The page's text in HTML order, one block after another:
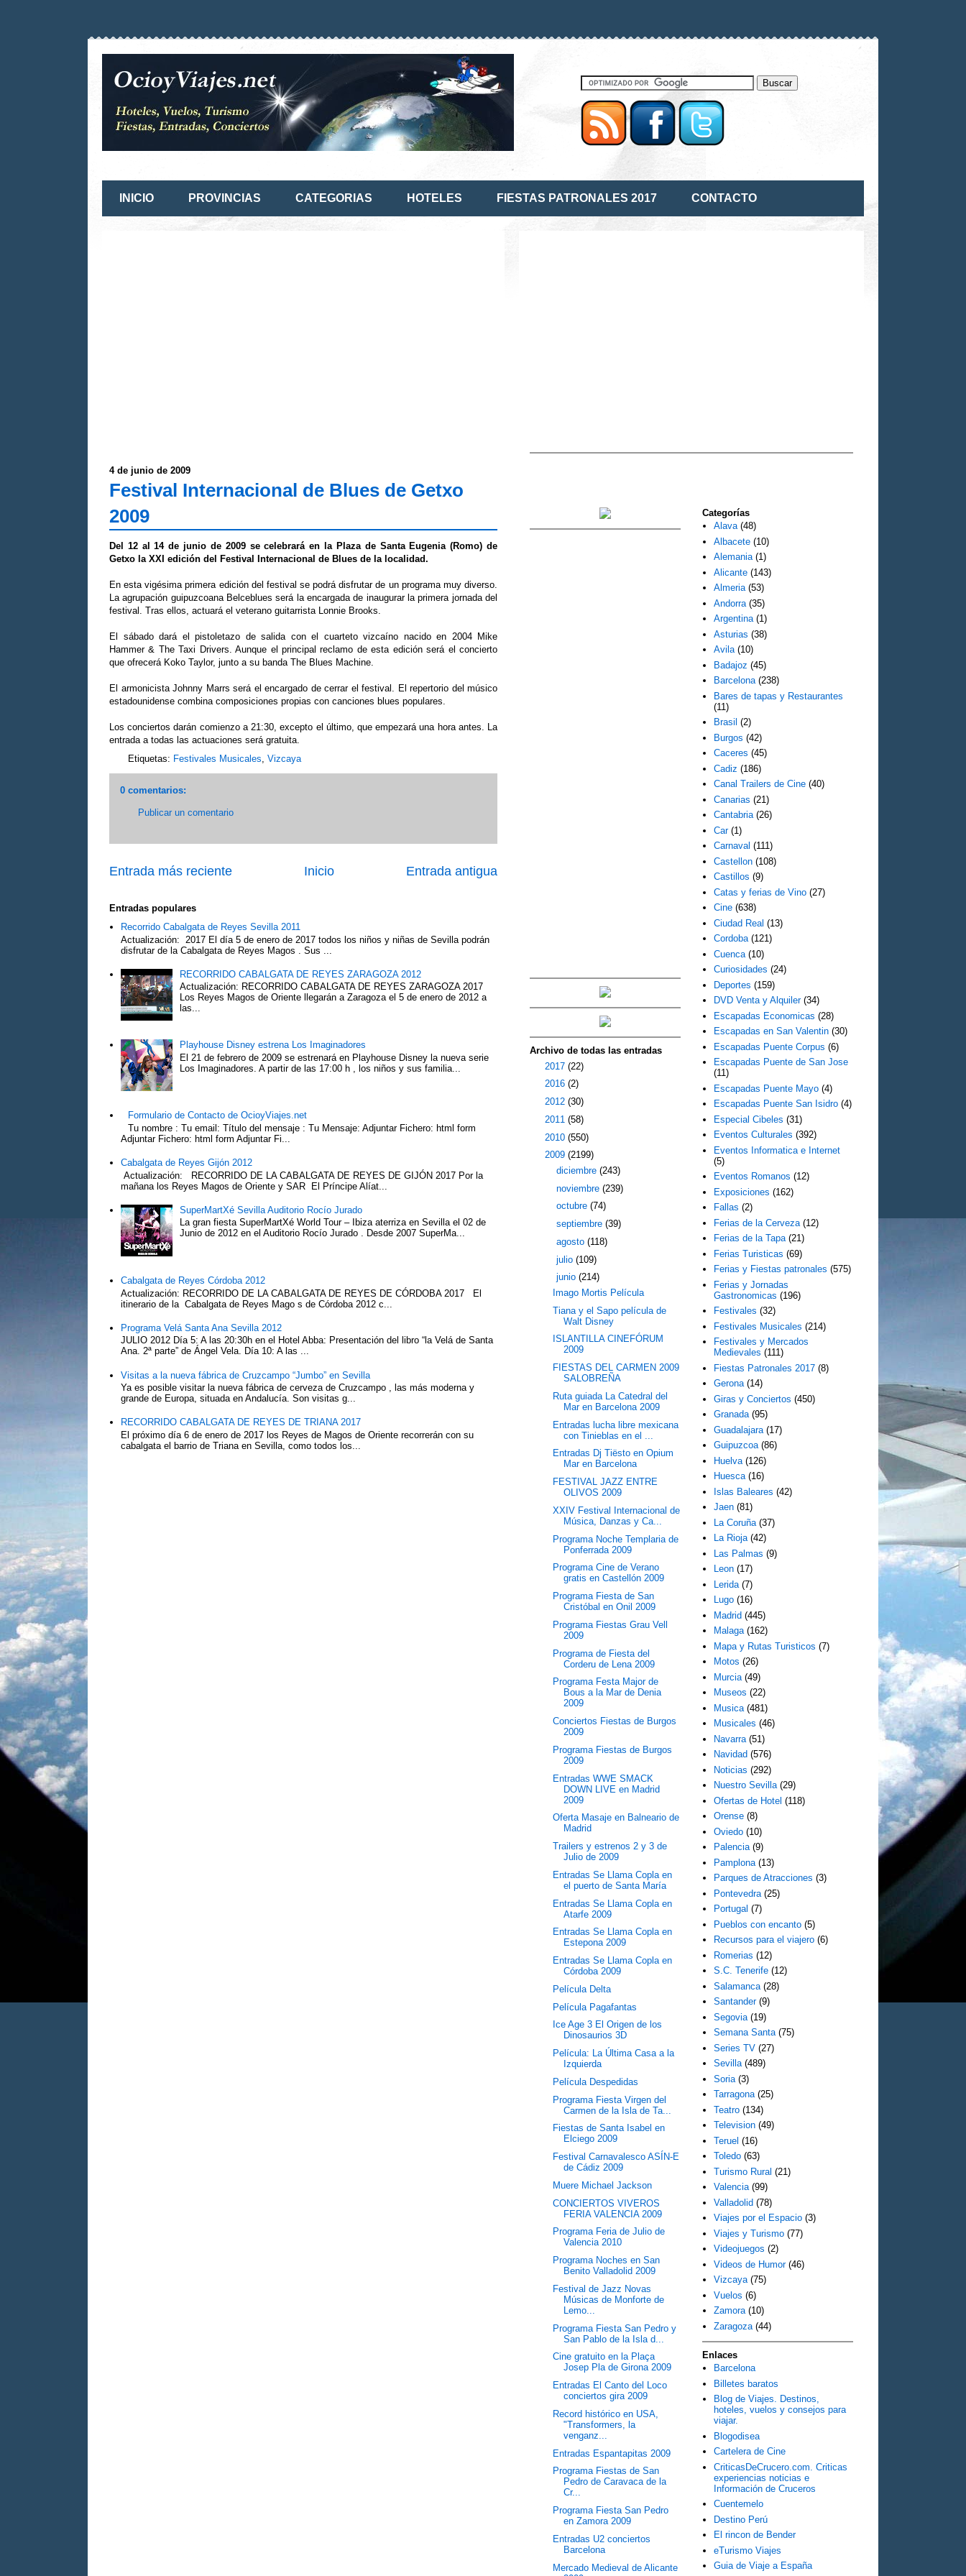
INICIO PROVINCIAS CATEGORIAS HOTELES FIESTAS PATRONALES 2017 CONTACTO
4 de junio de 2009
Festival Internacional de Blues de Getxo
2009
Del 12 al 14 de junio de 2009 se celebrará en la Plaza de Santa Eugenia (Romo) de
Getxo la XXI edición del Festival Internacional de Blues de la localidad.
En esta vigésima primera edición del festival se podrá disfrutar de un programa muy diverso.
La agrupación guipuzcoana Belceblues será la encargada de inaugurar la primera jornada del
festival. Tras ellos, actuará el veterano guitarrista Lonnie Brooks.
El sábado dará el pistoletazo de salida con el cuarteto vizcaíno nacido en 2004 Mike
Hammer & The Taxi Drivers. Aunque el principal reclamo de esta edición será el concierto
que ofrecerá Koko Taylor, junto a su banda The Blues Machine.
El armonicista Johnny Marrs será el encargado de cerrar el festival. El repertorio del músico
estadounidense combina composiciones propias con canciones blues populares.
Los conciertos darán comienzo a 21:30, excepto el último, que empezará una hora antes. La
entrada a todas las actuaciones será gratuita.
Etiquetas: Festivales Musicales Vizcaya
0 comentarios:
Publicar un comentario
Entrada más reciente Entrada antigua
Inicio
Entradas populares
Recorrido Cabalgata de Reyes Sevilla 2011
Actualización: 2017 El día 5 de enero de 2017 todos los niños y niñas de Sevilla podrán
disfrutar de la Cabalgata de Reyes Magos . Sus ...
RECORRIDO CABALGATA DE REYES ZARAGOZA 2012
Actualización: RECORRIDO CABALGATA DE REYES ZARAGOZA 2017
Los Reyes Magos de Oriente llegarán a Zaragoza el 5 de enero de 2012 a
las...
Playhouse Disney estrena Los Imaginadores
El 21 de febrero de 2009 se estrenará en Playhouse Disney la nueva serie
Los Imaginadores. A partir de las 17:00 h , los niños y sus familia...
Formulario de Contacto de OcioyViajes.net
Tu nombre : Tu email: Título del mensaje : Tu Mensaje: Adjuntar Fichero: html form
Adjuntar Fichero: html form Adjuntar Fi...
Cabalgata de Reyes Gijón 2012
Actualización: RECORRIDO DE LA CABALGATA DE REYES DE GIJÓN 2017 Por la
mañana los Reyes Magos de Oriente y SAR El Príncipe Alíat...
SuperMartXé Sevilla Auditorio Rocío Jurado
La gran fiesta SuperMartXé World Tour – Ibiza aterriza en Sevilla el 02 de
Junio de 2012 en el Auditorio Rocío Jurado . Desde 2007 SuperMa...
Cabalgata de Reyes Córdoba 2012
Actualización: RECORRIDO DE LA CABALGATA DE REYES DE CÓRDOBA 2017 El
itinerario de la Cabalgata de Reyes Mago s de Córdoba 2012 c...
Programa Velá Santa Ana Sevilla 2012
JULIO 2012 Día 5: A las 20:30h en el Hotel Abba: Presentación del libro “la Velá de Santa
Ana. 2ª parte” de Ángel Vela. Día 10: A las ...
Visitas a la nueva fábrica de Cruzcampo “Jumbo” en Sevilla
Ya es posible visitar la nueva fábrica de cerveza de Cruzcampo , las más moderna y
grande de Europa, situada en Andalucía. Son visitas g...
RECORRIDO CABALGATA DE REYES DE TRIANA 2017
El próximo día 6 de enero de 2017 los Reyes de Magos de Oriente recorrerán con su
cabalgata el barrio de Triana en Sevilla, como todos los...
Archivo de todas las entradas
2017 (22)
2016 (2)
2012 (30)
2011 (58)
2010 (550)
2009 (2199)
diciembre (243)
noviembre (239)
octubre (74)
septiembre (39)
agosto (118)
julio (109)
junio (214)
Imago Mortis Película
Tiana y el Sapo película de
Walt Disney
ISLANTILLA CINEFÓRUM
2009
FIESTAS DEL CARMEN 2009
SALOBREÑA
Ruta guiada La Catedral del
Mar en Barcelona 2009
Entradas lucha libre mexicana
con Tinieblas en el ...
Entradas Dj Tiësto en Opium
Mar en Barcelona
FESTIVAL JAZZ ENTRE
OLIVOS 2009
XXIV Festival Internacional de
Música, Danzas y Ca...
Programa Noche Templaria de
Ponferrada 2009
Programa Cine de Verano
gratis en Castellón 2009
Programa Fiesta de San
Cristóbal en Onil 2009
Programa Fiestas Grau Vell
2009
Programa de Fiesta del
Corderu de Lena 2009
Programa Festa Major de
Bous a la Mar de Denia
2009
Conciertos Fiestas de Burgos
2009
Programa Fiestas de Burgos
2009
Entradas WWE SMACK
DOWN LIVE en Madrid
2009
Oferta Masaje en Balneario de
Madrid
Trailers y estrenos 2 y 3 de
Julio de 2009
Entradas Se Llama Copla en
el puerto de Santa María
Entradas Se Llama Copla en
Atarfe 2009
Entradas Se Llama Copla en
Estepona 2009
Entradas Se Llama Copla en
Córdoba 2009
Película Delta
Película Pagafantas
Ice Age 3 El Origen de los
Dinosaurios 3D
Película: La Última Casa a la
Izquierda
Película Despedidas
Programa Fiesta Virgen del
Carmen de la Isla de Ta...
Fiestas de Santa Isabel en
Elciego 2009
Festival Carnavalesco ASÍN-E
de Cádiz 2009
Muere Michael Jackson
CONCIERTOS VIVEROS
FERIA VALENCIA 2009
Programa Feria de Julio de
Valencia 2010
Programa Noches en San
Benito Valladolid 2009
Festival de Jazz Novas
Músicas de Monforte de
Lemo...
Programa Fiesta San Pedro y
San Pablo de la Isla d...
Cine gratuito en la Plaça
Josep Pla de Girona 2009
Entradas El Canto del Loco
conciertos gira 2009
Record histórico en USA,
"Transformers, la
venganz...
Entradas Espantapitas 2009
Programa Fiestas de San
Pedro de Caravaca de la
Cr...
Programa Fiesta San Pedro
en Zamora 2009
Entradas U2 conciertos
Barcelona
Mercado Medieval de Alicante
Categorías
Alava (48)
Albacete (10)
Alemania (1)
Alicante (143)
Almeria (53)
Andorra (35)
Argentina (1)
Asturias (38)
Avila (10)
Badajoz (45)
Barcelona (238)
Bares de tapas y Restaurantes
(11)
Brasil (2)
Burgos (42)
Caceres (45)
Cadiz (186)
Canal Trailers de Cine (40)
Canarias (21)
Cantabria (26)
Car (1)
Carnaval (111)
Castellon (108)
Castillos (9)
Catas y ferias de Vino (27)
Cine (638)
Ciudad Real (13)
Cordoba (121)
Cuenca (10)
Curiosidades (24)
Deportes (159)
DVD Venta y Alquiler (34)
Escapadas Economicas (28)
Escapadas en San Valentin (30)
Escapadas Puente Corpus (6)
Escapadas Puente de San Jose
(11)
Escapadas Puente Mayo (4)
Escapadas Puente San Isidro (4)
Especial Cibeles (31)
Eventos Culturales (392)
Eventos Informatica e Internet
(5)
Eventos Romanos (12)
Exposiciones (162)
Fallas (2)
Ferias de la Cerveza (12)
Ferias de la Tapa (21)
Ferias Turisticas (69)
Ferias y Fiestas patronales (575)
Ferias y Jornadas
Gastronomicas (196)
Festivales (32)
Festivales Musicales (214)
Festivales y Mercados
Medievales (111)
Fiestas Patronales 2017 (8)
Gerona (14)
Giras y Conciertos (450)
Granada (95)
Guadalajara (17)
Guipuzcoa (86)
Huelva (126)
Huesca (16)
Islas Baleares (42)
Jaen (81)
La Coruña (37)
La Rioja (42)
Las Palmas (9)
Leon (17)
Lerida (7)
Lugo (16)
Madrid (445)
Malaga (162)
Mapa y Rutas Turisticos (7)
Motos (26)
Murcia (49)
Museos (22)
Musica (481)
Musicales (46)
Navarra (51)
Navidad (576)
Noticias (292)
Nuestro Sevilla (29)
Ofertas de Hotel (118)
Orense (8)
Oviedo (10)
Palencia (9)
Pamplona (13)
Parques de Atracciones (3)
Pontevedra (25)
Portugal (7)
Pueblos con encanto (5)
Recursos para el viajero (6)
Romerias (12)
S.C. Tenerife (12)
Salamanca (28)
Santander (9)
Segovia (19)
Semana Santa (75)
Series TV (27)
Sevilla (489)
Soria (3)
Tarragona (25)
Teatro (134)
Television (49)
Teruel (16)
Toledo (63)
Turismo Rural (21)
Valencia (99)
Valladolid (78)
Viajes por el Espacio (3)
Viajes y Turismo (77)
Videojuegos (2)
Videos de Humor (46)
Vizcaya (75)
Vuelos (6)
Zamora (10)
Zaragoza (44)
Enlaces
Barcelona
Billetes baratos
Blog de Viajes. Destinos,
hoteles, vuelos y consejos para
viajar.
Blogodisea
Cartelera de Cine
CriticasDeCrucero.com. Criticas
experiencias noticias e
Información de Cruceros
Cuentemelo
Destino Perú
El rincon de Bender
eTurismo Viajes
Guia de Viaje a España